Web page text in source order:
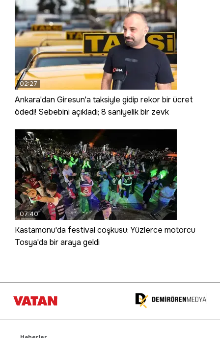
02:27
Ankara'dan Giresun'a taksiyle gidip rekor bir ücret
ödedi! Sebebini açıkladı; 8 saniyelik bir zevk
07:40
Kastamonu'da festival coşkusu: Yüzlerce motorcu
Tosya'da bir araya geldi